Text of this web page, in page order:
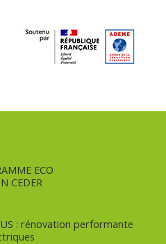
ECO
CEDER
: rénovation performante